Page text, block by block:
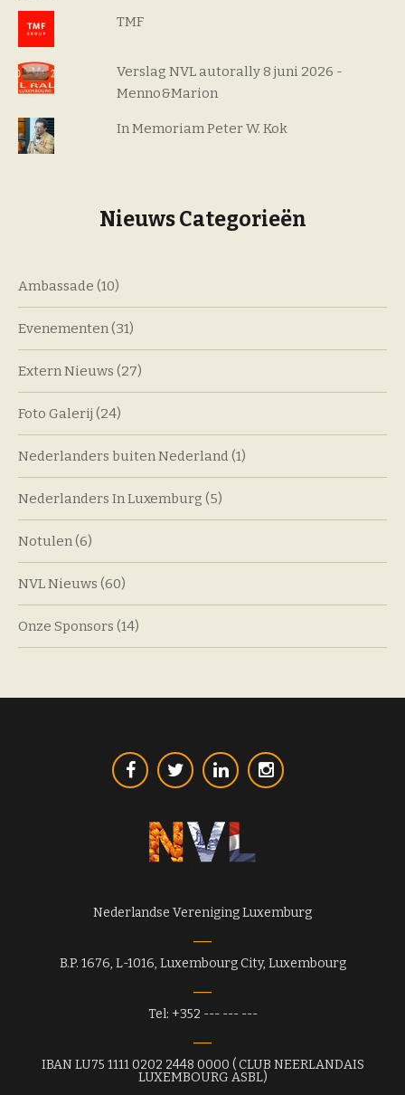
TMF
Verslag NVL autorally 8 juni 2026 -
Menno&Marion
In Memoriam Peter W. Kok
Nieuws Categorieën
Ambassade (10)
Evenementen(31)
Extern Nieuws (27)
Foto Galerij (24)
Nederlanders buiten Nederland (1)
Nederlanders In Luxemburg (5)
Notulen(6)
NVL Nieuws (60)
Onze Sponsors (14)
Nederlandse Vereniging Luxemburg
B.P. 1676, L-1016, Luxembourg City, Luxembourg
Tel: +352 --- --- ---
IBAN LU75 1111 0202 2448 0000 ( CLUB NEERLANDAIS
LUXEMBOURG ASBL)